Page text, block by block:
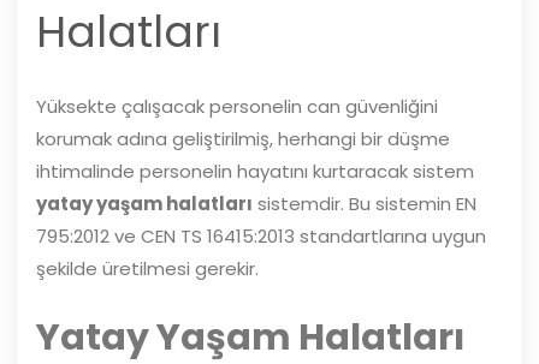
Halatları
Yüksekte çalışacak personelin can güvenliğini
korumak adına geliştirilmiş, herhangi bir düşme
ihtimalinde personelin hayatını kurtaracak sistem
yatay yaşam halatları sistemdir. Bu sistemin EN
795:2012 ve CEN TS 16415:2013 standartlarına uygun
şekilde üretilmesi gerekir.
Yatay Yaşam Halatları